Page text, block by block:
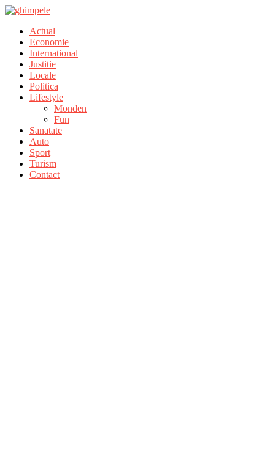
Actual
Economie
International
Justitie
Locale
Politica
Lifestyle
Monden
Fun
Sanatate
Auto
Sport
Turism
Contact